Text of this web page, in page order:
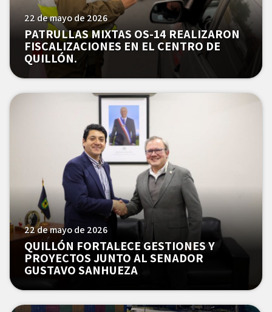
22 de mayo de 2026
PATRULLAS MIXTAS OS-14 REALIZARON
FISCALIZACIONES EN EL CENTRO DE
QUILLÓN.
22 de mayo de 2026
QUILLÓN FORTALECE GESTIONES Y
PROYECTOS JUNTO AL SENADOR
GUSTAVO SANHUEZA